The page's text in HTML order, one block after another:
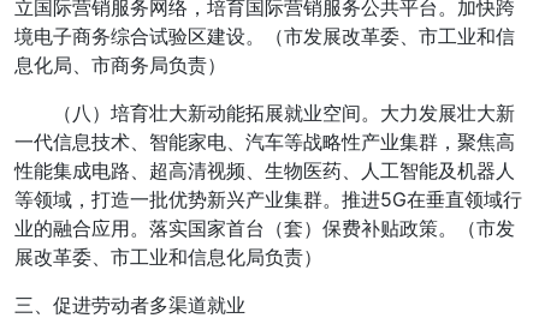
立国际营销服务网络，培育国际营销服务公共平台。加快跨
境电子商务综合试验区建设。（市发展改革委、市工业和信
息化局、市商务局负责）
（八）培育壮大新动能拓展就业空间。大力发展壮大新
一代信息技术、智能家电、汽车等战略性产业集群，聚焦高
性能集成电路、超高清视频、生物医药、人工智能及机器人
等领域，打造一批优势新兴产业集群。推进5G在垂直领域行
业的融合应用。落实国家首台（套）保费补贴政策。（市发
展改革委、市工业和信息化局负责）
三、促进劳动者多渠道就业